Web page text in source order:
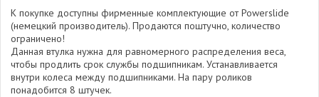
К покупке доступны фирменные комплектующие от Powerslide
(немецкий производитель). Продаются поштучно, количество
ограничено!
Данная втулка нужна для равномерного распределения веса,
чтобы продлить срок службы подшипникам. Устанавливается
внутри колеса между подшипниками. На пару роликов
понадобится 8 штучек.